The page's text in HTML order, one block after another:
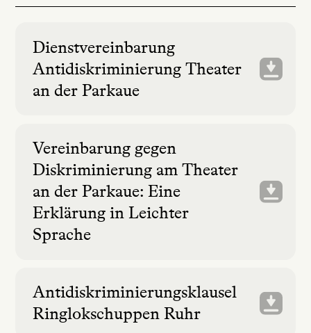
Dienstvereinbarung
Antidiskriminierung Theater
an der Parkaue
Vereinbarung gegen
Diskriminierung am Theater
an der Parkaue: Eine
Erklärung in Leichter
Sprache
Antidiskriminierungsklausel
Ringlokschuppen Ruhr